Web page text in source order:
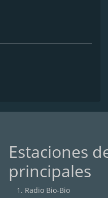
Estaciones
principales
Radio Bio-Bio